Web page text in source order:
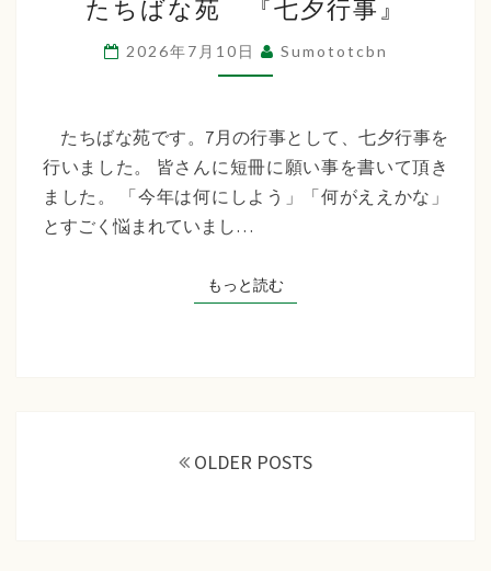
ち
ば
な
『七
夕
行
たちばな苑 『七夕行事』
2026年7月10日 Sumototcbn
たちばな苑です。7月の行事として、七夕行事を
行いました。 皆さんに短冊に願い事を書いて頂き
ました。 「今年は何にしよう」「何がええかな」
とすごく悩まれていまし…
もっと読むもっと読む
OLDER POSTS